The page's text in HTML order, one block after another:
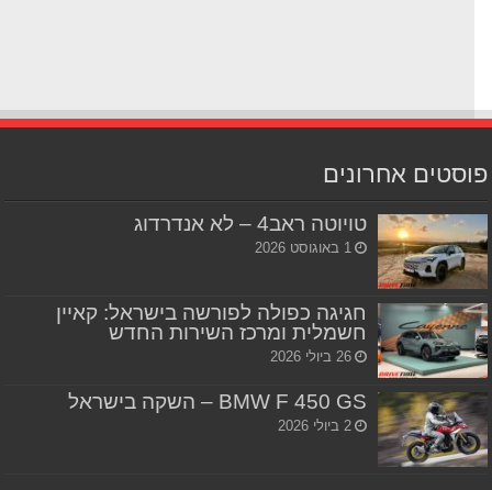
אחרונים
טויוטה ראב4 – לא אנדרדוג
1 באוגוסט 2026
חגיגה כפולה לפורשה בישראל: קאיין
חשמלית ומרכז השירות החדש
26 ביולי 2026
BMW F 450 GS – השקה בישראל
2 ביולי 2026